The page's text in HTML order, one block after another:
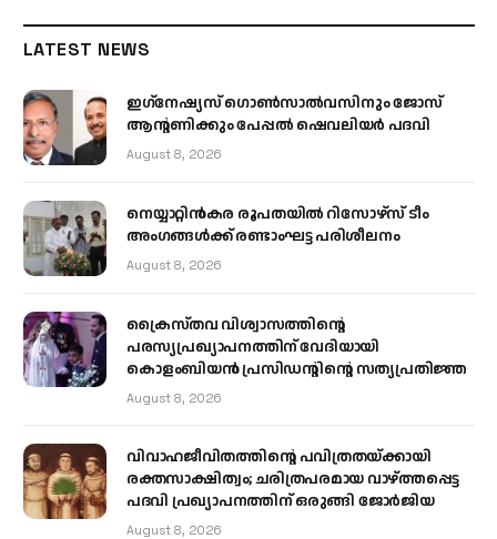
LATEST NEWS
ഇഗ്‌നേഷ്യസ് ഗൊൺസാൽവസിനും ജോസ്
ആന്റണിക്കും പേപ്പൽ ഷെവലിയർ പദവി
August 8, 2026
നെയ്യാറ്റിൻകര രൂപതയിൽ റിസോഴ്സ് ടീം
അംഗങ്ങൾക്ക് രണ്ടാംഘട്ട പരിശീലനം
August 8, 2026
ക്രൈസ്തവ വിശ്വാസത്തിന്റെ
പരസ്യപ്രഖ്യാപനത്തിന് വേദിയായി
കൊളംബിയൻ പ്രസിഡന്റിന്റെ സത്യപ്രതിജ്ഞ
August 8, 2026
വിവാഹജീവിതത്തിന്റെ പവിത്രതയ്ക്കായി
രക്തസാക്ഷിത്വം; ചരിത്രപരമായ വാഴ്ത്തപ്പെട്ട
പദവി പ്രഖ്യാപനത്തിന് ഒരുങ്ങി ജോര്‍ജിയ
August 8, 2026